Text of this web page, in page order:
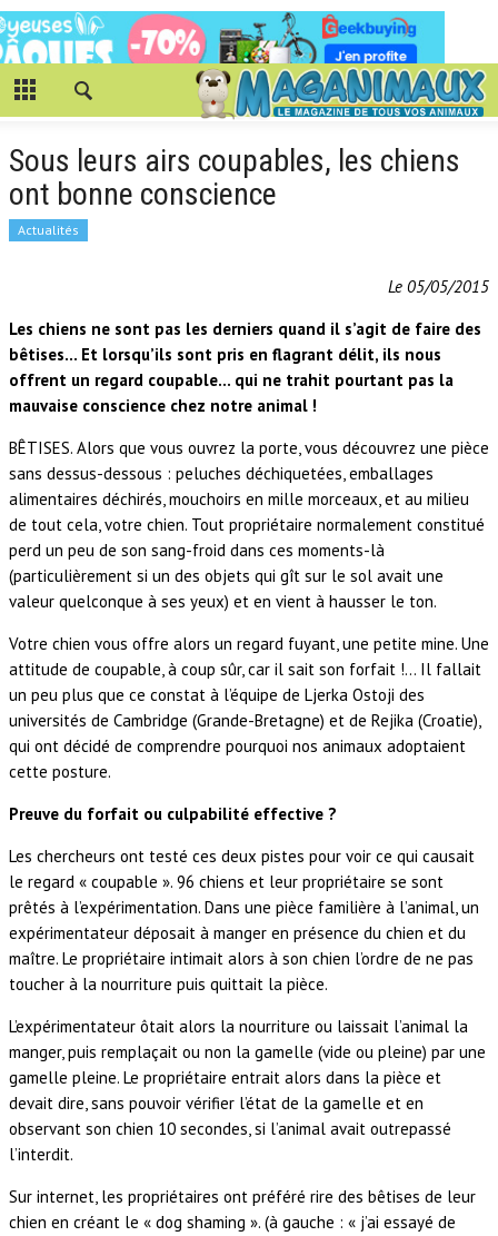
Sous leurs airs coupables, les chiens
ont bonne conscience
Actualités
Le 05/05/2015
Les chiens ne sont pas les derniers quand il s’agit de faire des
bêtises… Et lorsqu’ils sont pris en flagrant délit, ils nous
offrent un regard coupable… qui ne trahit pourtant pas la
mauvaise conscience chez notre animal !
BÊTISES. Alors que vous ouvrez la porte, vous découvrez une pièce
sans dessus-dessous : peluches déchiquetées, emballages
alimentaires déchirés, mouchoirs en mille morceaux, et au milieu
de tout cela, votre chien. Tout propriétaire normalement constitué
perd un peu de son sang-froid dans ces moments-là
(particulièrement si un des objets qui gît sur le sol avait une
valeur quelconque à ses yeux) et en vient à hausser le ton.
Votre chien vous offre alors un regard fuyant, une petite mine. Une
attitude de coupable, à coup sûr, car il sait son forfait !… Il fallait
un peu plus que ce constat à l’équipe de Ljerka Ostoji des
universités de Cambridge (Grande-Bretagne) et de Rejika (Croatie),
qui ont décidé de comprendre pourquoi nos animaux adoptaient
cette posture.
Preuve du forfait ou culpabilité effective ?
Les chercheurs ont testé ces deux pistes pour voir ce qui causait
le regard « coupable ». 96 chiens et leur propriétaire se sont
prêtés à l’expérimentation. Dans une pièce familière à l’animal, un
expérimentateur déposait à manger en présence du chien et du
maître. Le propriétaire intimait alors à son chien l’ordre de ne pas
toucher à la nourriture puis quittait la pièce.
L’expérimentateur ôtait alors la nourriture ou laissait l’animal la
manger, puis remplaçait ou non la gamelle (vide ou pleine) par une
gamelle pleine. Le propriétaire entrait alors dans la pièce et
devait dire, sans pouvoir vérifier l’état de la gamelle et en
observant son chien 10 secondes, si l’animal avait outrepassé
l’interdit.
Sur internet, les propriétaires ont préféré rire des bêtises de leur
chien en créant le « dog shaming ». (à gauche : « j’ai essayé de